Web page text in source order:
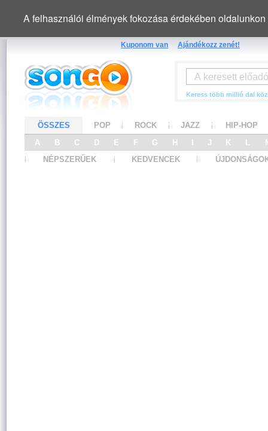
A felhasználói élmények fokozása érdekében
Kuponom van Ajándékozz zenét!
Keress több millió dal
ÖSSZES POP ROCK JAZZ
HIP-HOP
A
B C D E F G H J K L
NÉPSZERŰEK
KEDVENCEK